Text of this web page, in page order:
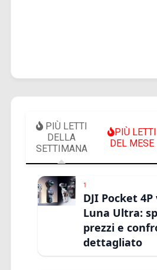
PIÙ LETTI
DELLA
SETTIMANA
PIÙ LETTI
DEL MESE
1
DJI Pocket
Luna Ultra:
prezzi e
dettagliato